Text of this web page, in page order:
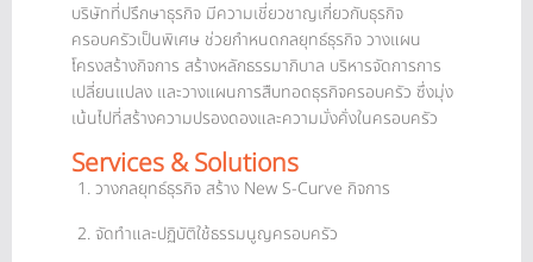
บริษัทที่ปรึกษาธุรกิจ มีความเชี่ยวชาญเกี่ยวกับธุรกิจ
ครอบครัวเป็นพิเศษ ช่วยกำหนดกลยุทธ์ธุรกิจ วางแผน
โครงสร้างกิจการ สร้างหลักธรรมาภิบาล บริหารจัดการการ
เปลี่ยนแปลง และวางแผนการสืบทอดธุรกิจครอบครัว ซึ่งมุ่ง
เน้นไปที่สร้างความปรองดองและความมั่งคั่งในครอบครัว
Services & Solutions
วางกลยุทธ์ธุรกิจ สร้าง New S-Curve กิจการ
จัดทำและปฏิบัติใช้ธรรมนูญครอบครัว